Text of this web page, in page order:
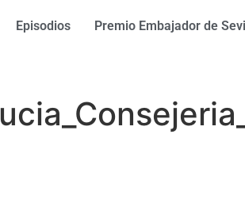
Episodios Premio Embajador de